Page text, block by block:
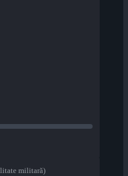
militară)